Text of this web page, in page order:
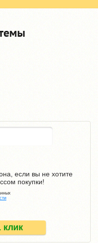
клик
если вы не хотите
покупки!